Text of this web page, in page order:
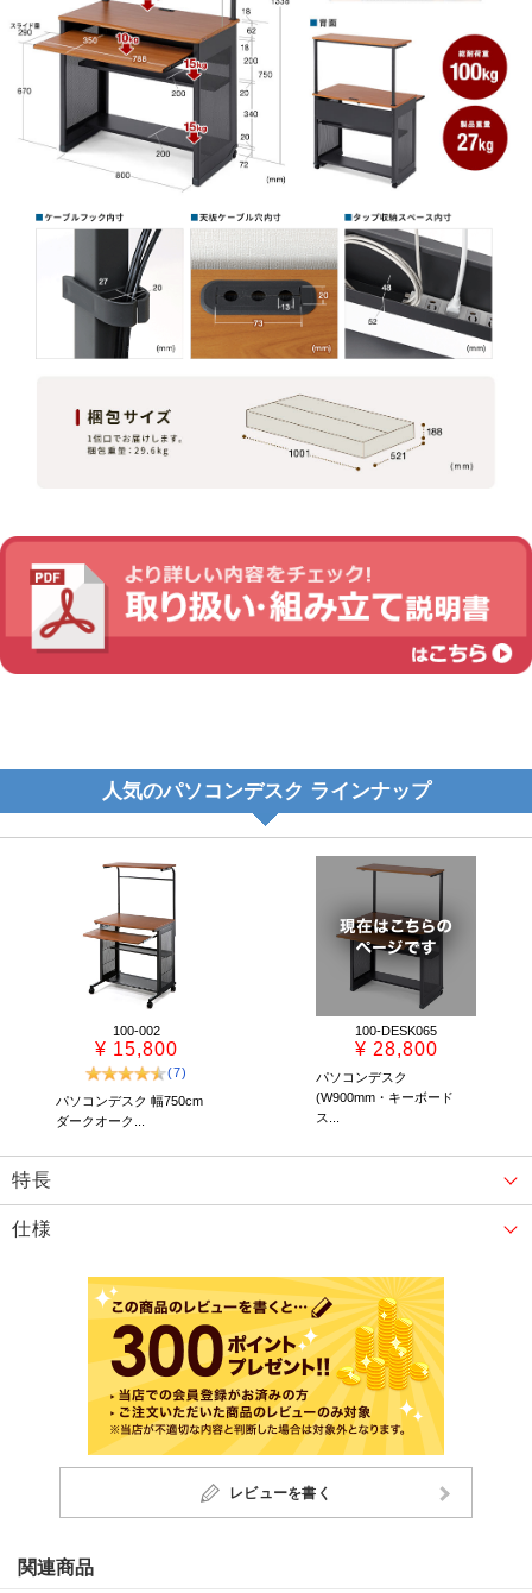
人気のパソコンデスク ラインナップ
100-002
¥ 15,800
(7)
パソコンデスク 幅750cm
ダークオーク...
100-DESK065
¥ 28,800
パソコンデスク
(W900mm・キーボード
ス...
特長
仕様
レビューを書く
関連商品